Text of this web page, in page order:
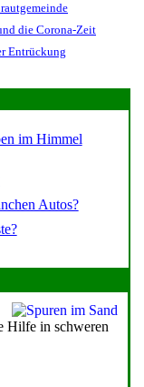
die Corona-Zeit
Entrückung
im Himmel
Autos?
Hilfe in schweren